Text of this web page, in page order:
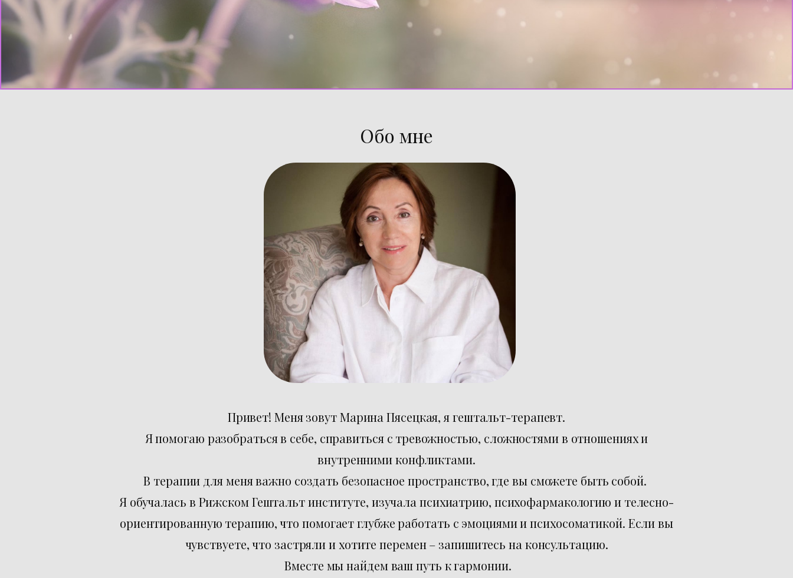
Обо мне
Привет! Меня зовут Марина Пясецкая, я гештальт-терапевт.
Я помогаю разобраться в себе, справиться с тревожностью, сложностями в отношениях и
внутренними конфликтами.
В терапии для меня важно создать безопасное пространство, где вы сможете быть собой.
Я обучалась в Рижском Гештальт институте, изучала психиатрию, психофармакологию и телесно-
ориентированную терапию, что помогает глубже работать с эмоциями и психосоматикой. Если вы
чувствуете, что застряли и хотите перемен – запишитесь на консультацию.
Вместе мы найдем ваш путь к гармонии.